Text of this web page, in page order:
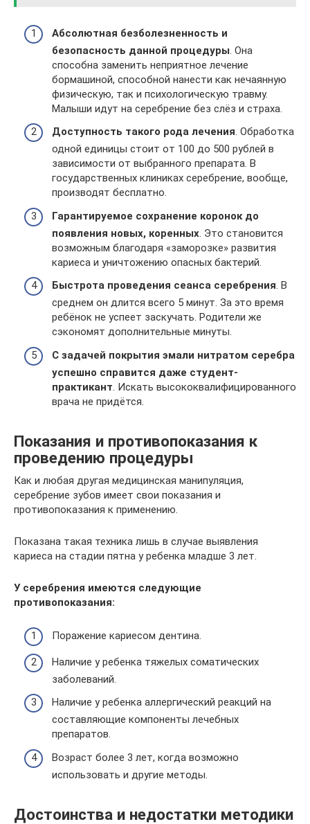
Абсолютная безболезненность и
безопасность данной процедуры. Она
способна заменить неприятное лечение
бормашиной, способной нанести как нечаянную
физическую, так и психологическую травму.
Малыши идут на серебрение без слёз и страха.
Доступность такого рода лечения. Обработка
одной единицы стоит от 100 до 500 рублей в
зависимости от выбранного препарата. В
государственных клиниках серебрение, вообще,
производят бесплатно.
Гарантируемое сохранение коронок до
появления новых, коренных. Это становится
возможным благодаря «заморозке» развития
кариеса и уничтожению опасных бактерий.
Быстрота проведения сеанса серебрения. В
среднем он длится всего 5 минут. За это время
ребёнок не успеет заскучать. Родители же
сэкономят дополнительные минуты.
С задачей покрытия эмали нитратом серебра
успешно справится даже студент-
практикант. Искать высококвалифицированного
врача не придётся.
Показания и противопоказания к
проведению процедуры
Как и любая другая медицинская манипуляция,
серебрение зубов имеет свои показания и
противопоказания к применению.
Показана такая техника лишь в случае выявления
кариеса на стадии пятна у ребенка младше 3 лет.
У серебрения имеются следующие
противопоказания:
Поражение кариесом дентина.
Наличие у ребенка тяжелых соматических
заболеваний.
Наличие у ребенка аллергический реакций на
составляющие компоненты лечебных
препаратов.
Возраст более 3 лет, когда возможно
использовать и другие методы.
Достоинства и недостатки методики